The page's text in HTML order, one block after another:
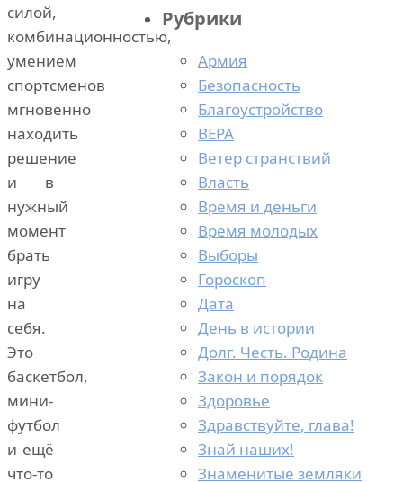
силой,
комбинационностью,
умением
спортсменов
мгновенно
находить
решение
и в
нужный
момент
брать
игру
на
себя.
Это
баскетбол,
мини-
футбол
и ещё
что-то
Рубрики
Армия
Безопасность
Благоустройство
ВЕРА
Ветер странствий
Власть
Время и деньги
Время молодых
Выборы
Гороскоп
Дата
День в истории
Долг. Честь. Родина
Закон и порядок
Здоровье
Здравствуйте, глава!
Знай наших!
Знаменитые земляки